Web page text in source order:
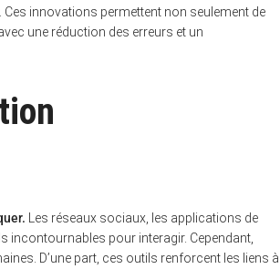
innovations permettent non seulement de
une réduction des erreurs et un
Les réseaux sociaux, les applications de
pour interagir. Cependant,
D’une part, ces outils renforcent les liens à